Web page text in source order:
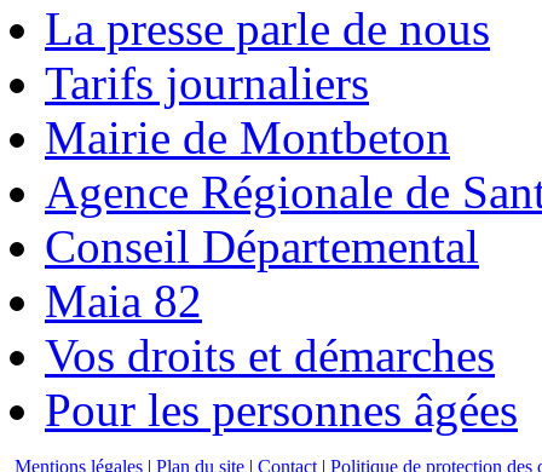
La presse parle de nous
Tarifs journaliers
Mairie de Montbeton
Agence Régionale de
Conseil Départemental
Maia 82
Vos droits et démarches
Pour les personnes âgées
Mentions légales | Plan du site | Contact | Politique de protection des